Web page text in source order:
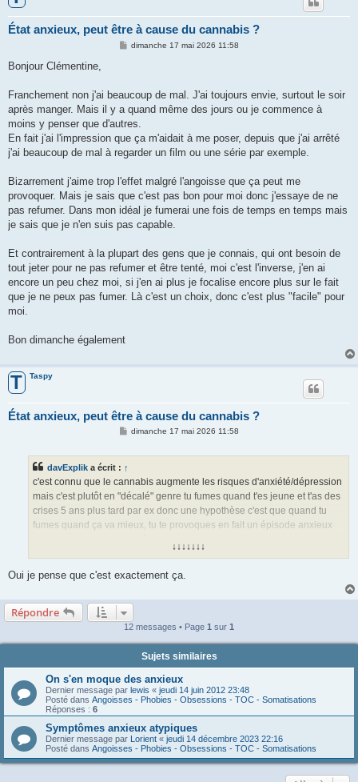
État anxieux, peut être à cause du cannabis ?
M
g
dimanche 17 mai 2026 11:58
Bonjour Clémentine,
Franchement non j'ai beaucoup de mal. J'ai toujours envie, surtout le soir
après manger. Mais il y a quand même des jours ou je commence à
moins y penser que d'autres.
En fait j'ai l'impression que ça m'aidait à me poser, depuis que j'ai arrêté
j'ai beaucoup de mal à regarder un film ou une série par exemple.
Bizarrement j'aime trop l'effet malgré l'angoisse que ça peut me
provoquer. Mais je sais que c'est pas bon pour moi donc j'essaye de ne
pas refumer. Dans mon idéal je fumerai une fois de temps en temps mais
je sais que je n'en suis pas capable.
Et contrairement à la plupart des gens que je connais, qui ont besoin de
tout jeter pour ne pas refumer et être tenté, moi c'est l'inverse, j'en ai
encore un peu chez moi, si j'en ai plus je focalise encore plus sur le fait
que je ne peux pas fumer. Là c'est un choix, donc c'est plus "facile" pour
moi.
Bon dimanche également
T Taspy
État anxieux, peut être à cause du cannabis ?
M
g
dimanche 17 mai 2026 11:58
davExplik a écrit : ↑
c'est connu que le cannabis augmente les risques d'anxiété/dépression
mais c'est plutôt en "décalé" genre tu fumes quand t'es jeune et t'as des
crises 5 ans plus tard par ex donc une hypothèse c'est que quand tu
fumes quand ça va mieux, tu te provoques en fait un épisode anxieux
reprovoque un épisode dans le futur et ainsi de suite
↓↓↓↓↓↓↓
Oui je pense que c'est exactement ça.
Répondre
12 messages • Page 1 sur 1
Sujets similaires
On s'en moque des anxieux
Dernier message par lewis « jeudi 14 juin 2012 23:48
Posté dans Angoisses - Phobies - Obsessions - TOC - Somatisations
Réponses : 6
Symptômes anxieux atypiques
Dernier message par Lorient « jeudi 14 décembre 2023 22:16
Posté dans Angoisses - Phobies - Obsessions - TOC - Somatisations